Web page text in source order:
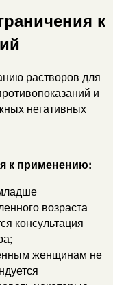
к
растворов для
и
негативных
к применению:
возраста
консультация
женщинам не